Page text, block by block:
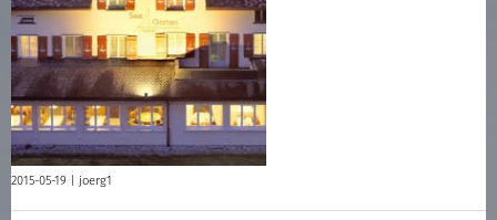
2015-05-19 | joerg1